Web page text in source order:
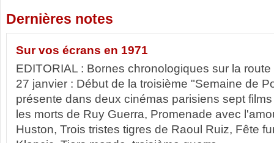
Dernières notes
Sur vos écrans en 1971
EDITORIAL : Bornes chronologiques sur la
27 janvier : Début de la troisième "Semaine de
présente dans deux cinémas parisiens sept
les morts de Ruy Guerra, Promenade avec
Huston, Trois tristes tigres de Raoul Ruiz, Fête